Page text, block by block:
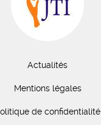
Actualités
Mentions légales
de confidentialité